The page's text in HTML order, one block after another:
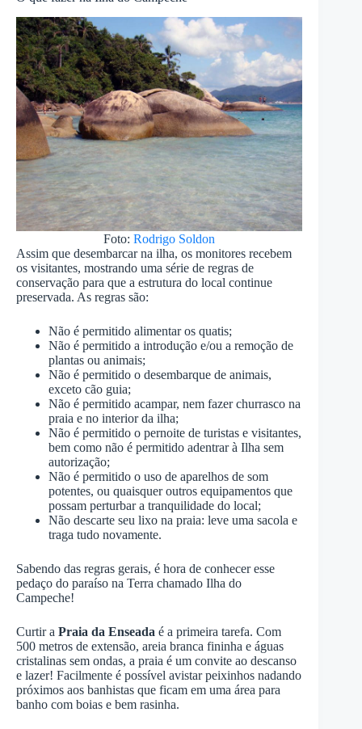
Foto:Rodrigo Soldon
Assim que desembarcar na ilha, os monitores recebem
os visitantes, mostrando uma série de regras de
conservação para que a estrutura do local continue
preservada. As regras são:
Não é permitido alimentar os quatis;
Não é permitido a introdução e/ou a remoção de
plantas ou animais;
Não é permitido o desembarque de animais,
exceto cão guia;
Não é permitido acampar, nem fazer churrasco na
praia e no interior da ilha;
Não é permitido o pernoite de turistas e visitantes,
bem como não é permitido adentrar à Ilha sem
autorização;
Não é permitido o uso de aparelhos de som
potentes, ou quaisquer outros equipamentos que
possam perturbar a tranquilidade do local;
Não descarte seu lixo na praia: leve uma sacola e
traga tudo novamente.
Sabendo das regras gerais, é hora de conhecer esse
pedaço do paraíso na Terra chamado Ilha do
Campeche!
Curtir a Praia da Enseada é a primeira tarefa. Com
500 metros de extensão, areia branca fininha e águas
cristalinas sem ondas, a praia é um convite ao descanso
e lazer! Facilmente é possível avistar peixinhos nadando
próximos aos banhistas que ficam em uma área para
banho com boias e bem rasinha.